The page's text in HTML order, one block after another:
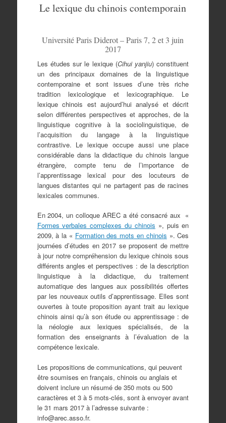
Le lexique du chinois contemporain
Université Paris Diderot – Paris 7, 2 et 3 juin
2017
Les études sur le lexique (Cihui yanjiu) constituent
un des principaux domaines de la linguistique
contemporaine et sont issues d’une très riche
tradition lexicologique et lexicographique. Le
lexique chinois est aujourd’hui analysé et décrit
selon différentes perspectives et approches, de la
linguistique cognitive à la sociolinguistique, de
l’acquisition du langage à la linguistique
contrastive. Le lexique occupe aussi une place
considérable dans la didactique du chinois langue
étrangère, compte tenu de l’importance de
l’apprentissage lexical pour des locuteurs de
langues distantes qui ne partagent pas de racines
lexicales communes.
En 2004, un colloque AREC a été consacré aux «
Formes verbales complexes du chinois », puis en
2009, à la « Formation des mots en chinois ». Ces
journées d’études en 2017 se proposent de mettre
à jour notre compréhension du lexique chinois sous
différents angles et perspectives : de la description
linguistique à la didactique, du traitement
automatique des langues aux possibilités offertes
par les nouveaux outils d’apprentissage. Elles sont
ouvertes à toute proposition ayant trait au lexique
chinois ainsi qu’à son étude ou apprentissage : de
la néologie aux lexiques spécialisés, de la
formation des enseignants à l’évaluation de la
compétence lexicale.
Les propositions de communications, qui peuvent
être soumises en français, chinois ou anglais et
doivent inclure un résumé de 350 mots ou 500
caractères et 3 à 5 mots-clés, sont à envoyer avant
le 31 mars 2017 à l’adresse suivante :
info@arec.asso.fr.